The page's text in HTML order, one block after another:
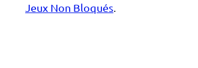
Jeux Non Bloqués